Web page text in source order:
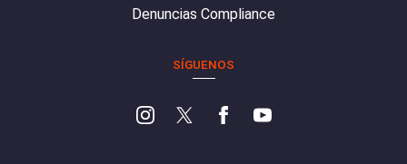
Denuncias Compliance
SÍGUENOS